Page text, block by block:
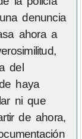
denuncia
ahora a
del
haya
ni que
de ahora,